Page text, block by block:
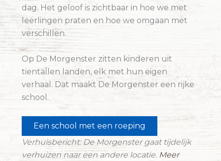
dag. Het geloof is zichtbaar in hoe we met
leerlingen praten en hoe we omgaan met
verschillen.
Op De Morgenster zitten kinderen uit
tientallen landen, elk met hun eigen
verhaal. Dat maakt De Morgenster een rijke
school.
Een school met een roeping
Verhuisbericht: De Morgenster gaat tijdelijk
verhuizen naar een andere locatie. Meer